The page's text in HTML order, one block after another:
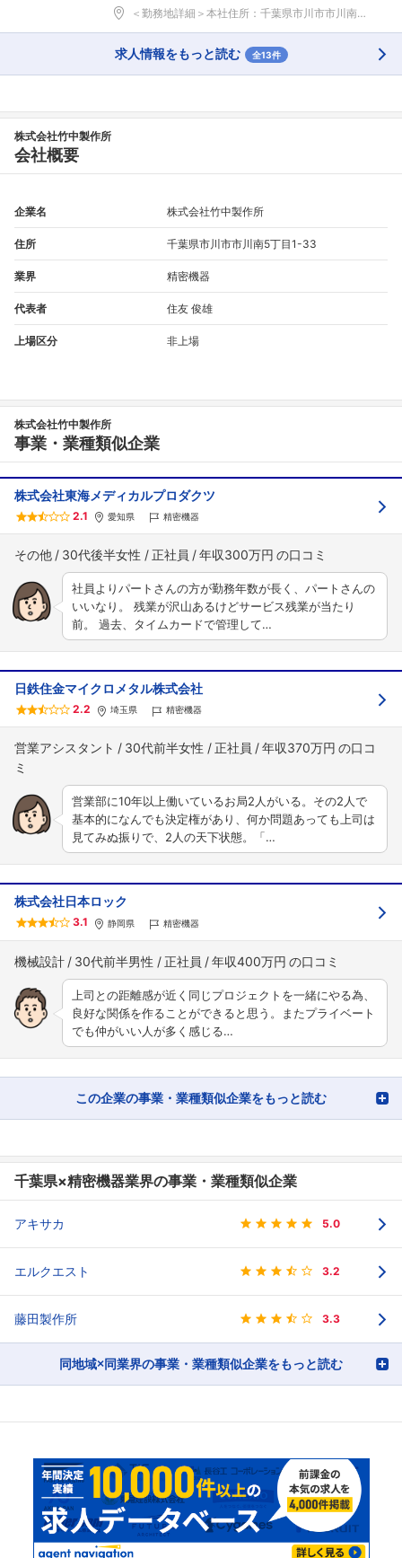
フォローしました
＜勤務地詳細＞本社住所：千葉県市川市市川南5-1-...
求人情報をもっと読む 全13件
株式会社竹中製作所
会社概要
企業名 株式会社竹中製作所
住所 千葉県市川市市川南5丁目1-33
業界 精密機器
代表者 住友 俊雄
上場区分 非上場
株式会社竹中製作所
事業・業種類似企業
株式会社東海メディカルプロダクツ
2.1 愛知県 精密機器
その他 30代後半女性 正社員 年収300万円
社員よりパートさんの方が勤務年数が長く、パートさんの
いいなり。 残業が沢山あるけどサービス残業が当たり
前。 過去、タイムカードで管理して…
日鉄住金マイクロメタル株式会社
2.2 埼玉県 精密機器
営業アシスタント 30代前半女性 正社員 年収370万円
営業部に10年以上働いているお局2人がいる。その2人で
基本的になんでも決定権があり、何か問題あっても上司は
見てみぬ振りで、2人の天下状態。「…
株式会社日本ロック
3.1 静岡県 精密機器
機械設計 30代前半男性 正社員 年収400万円
上司との距離感が近く同じプロジェクトを一緒にやる為、
良好な関係を作ることができると思う。またプライベート
でも仲がいい人が多く感じる…
この企業の事業・業種類似企業をもっと読む
千葉県×精密機器業界の事業・業種類似企業
アキサカ 5.0
エルクエスト 3.2
藤田製作所 3.3
同地域×同業界の事業・業種類似企業をもっと読む